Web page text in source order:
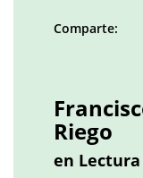
Comparte:
Riego
en Lectura